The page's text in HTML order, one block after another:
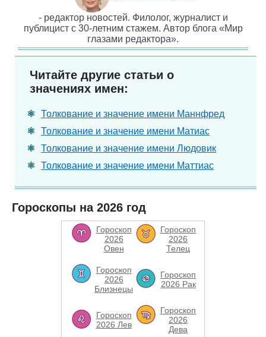
- редактор новостей. Филолог, журналист и
публицист с 30-летним стажем. Автор блога «Мир
глазами редактора».
Читайте другие статьи о
значениях имен:
Толкование и значение имени Маннфред
Толкование и значение имени Матиас
Толкование и значение имени Людовик
Толкование и значение имени Маттиас
Гороскопы на 2026 год
Гороскоп
2026
Овен
Гороскоп
2026
Телец
Гороскоп
2026
Близнецы
Гороскоп
2026 Рак
Гороскоп
2026 Лев
Гороскоп
2026
Дева